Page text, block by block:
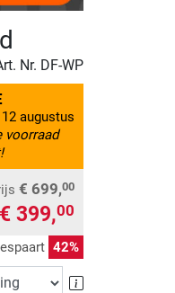
Nr. DF-WP
augustus
voorraad
€ 699,00
€ 399,00
42%